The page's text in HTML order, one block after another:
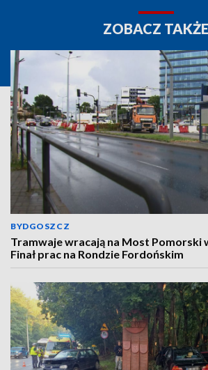
ZOBACZ TAKŻE
BYDGOSZCZ
Tramwaje wracają na Most Pomorski
Finał prac na Rondzie Fordońskim